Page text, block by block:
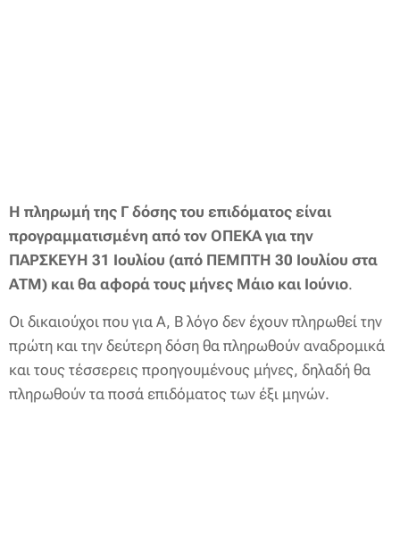
Η πληρωμή της Γ δόσης του επιδόματος είναι
προγραμματισμένη από τον ΟΠΕΚΑ για την
ΠΑΡΣΚΕΥΗ 31 Ιουλίου (από ΠΕΜΠΤΗ 30 Ιουλίου στα
ΑΤΜ) και θα αφορά τους μήνες Μάιο και Ιούνιο.
Οι δικαιούχοι που για Α, Β λόγο δεν έχουν πληρωθεί την
πρώτη και την δεύτερη δόση θα πληρωθούν αναδρομικά
και τους τέσσερεις προηγουμένους μήνες, δηλαδή θα
πληρωθούν τα ποσά επιδόματος των έξι μηνών.